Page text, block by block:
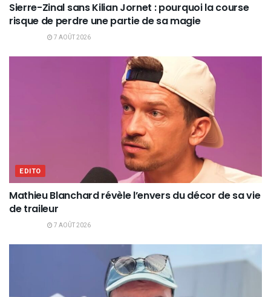
Sierre-Zinal sans Kilian Jornet : pourquoi la course
risque de perdre une partie de sa magie
7 AOÛT 2026
EDITO
Mathieu Blanchard révèle l’envers du décor de sa vie
de traileur
7 AOÛT 2026